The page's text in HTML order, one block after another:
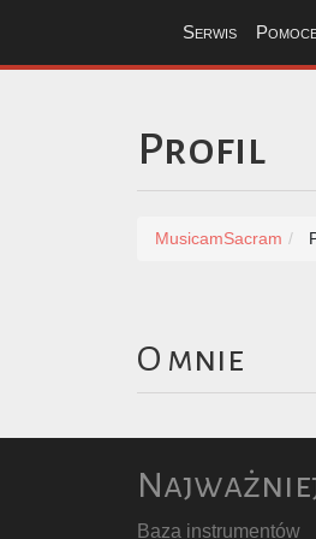
Serwis
Profil
MusicamSacram
O mnie
Baza instrumentów